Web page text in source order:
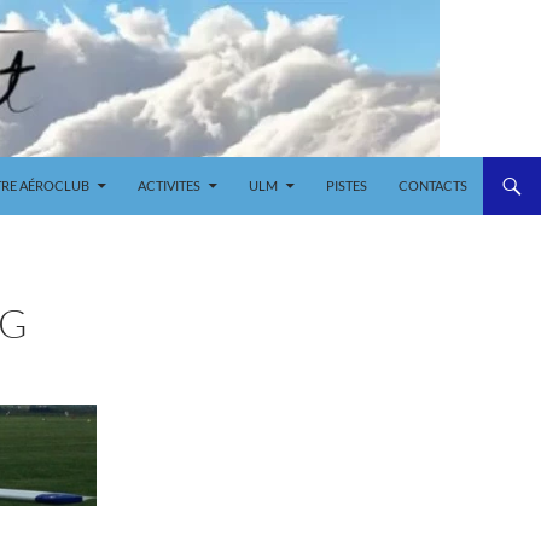
AÉROCLUB ACTIVITES ULM PISTES CONTACTS